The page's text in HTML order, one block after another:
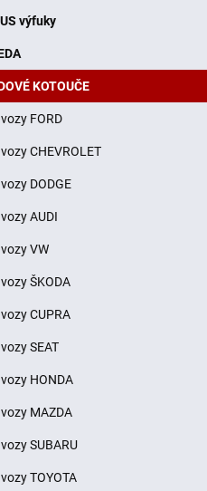
výfuky
KOTOUČE
FORD
CHEVROLET
DODGE
AUDI
VW
ŠKODA
CUPRA
SEAT
HONDA
MAZDA
SUBARU
TOYOTA